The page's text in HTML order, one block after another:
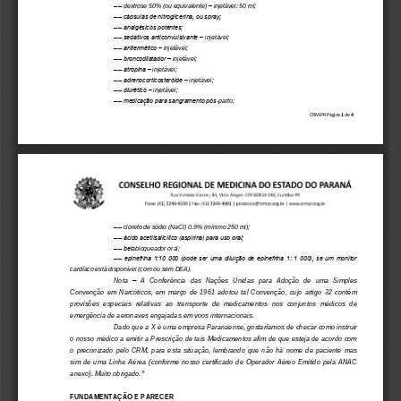
CRM-PR Página 1de 4
˗˗˗˗ dextrose 50% (ou equivalente) – injetável: 50 ml;
˗˗˗˗ cápsulas de nitroglicerina, ou spray;
˗˗˗˗ analgésicos potentes;
˗˗˗˗ sedativos anticonvulsivante – injetável;
˗˗˗˗ antiermético – injetável;
˗˗˗˗ broncodilatador – injetável;
˗˗˗˗ atropina – injetável;
˗˗˗˗ adrenocorticosteróide – injetável;
˗˗˗˗ diurético – injetável;
˗˗˗˗ medicação para sangramento pós- parto;
cloreto de sódio (NaCI) 0.9% (mínimo 250 ml);
˗˗˗˗ ácido acetilsalicílico (aspirina) para uso oral;
˗˗˗˗ betabloqueador oral;
˗˗˗˗ epinefrina 1:10 000 (pode ser uma diluição de epinefrina 1: 1 000), se um monitor
cardíaco está disponível (com ou sem DEA).
Nota – A  Conferência  das  Nações Unidas  para  Adoção  de  uma  Simples
Convenção  em  Narcóticos,  em  março  de  1961  adotou  tal  Convenção,  cujo  artigo  32  contém
provisões  especiais  relativas  ao  transporte  de  medicamentos  nos  conjuntos  médicos  de
emergência de aeronaves engajadas em voos internacionais.
Dado que a X é uma empresa Paranaense, gostaríamos de checar como instruir
o nosso médico a emitir a Prescrição de tais Medicamentos afim de que esteja de acordo com
o  preconizado  pelo  CRM,  para  esta  situação,  lembrando  que  não  há  nome  de  paciente  mas
sim  de  uma  Linha  Aérea  (conforme  nosso  certificado  de  Operador  Aéreo  Emitido  pela  ANAC
anexo). Muito obrigado .”
FUNDAMENTAÇÃO E PARECER